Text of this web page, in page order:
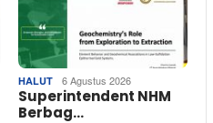
HALUT 6 Agustus 2026
Superintendent NHM
Berbag…